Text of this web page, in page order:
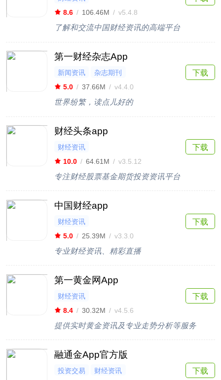
8.6 / 106.46M / v5.4.8
了解和交流中国财经资讯的高端平台
第一财经杂志App
新闻资讯
杂志期刊
5.0 / 37.66M / v4.4.0
世界纷繁，读点儿好的
下载
财经头条app
财经资讯
10.0 / 64.61M / v3.5.12
专注财经股票基金期货投资资讯平台
下载
中国财经app
财经资讯
5.0 / 25.39M / v3.3.0
专业财经资讯、精彩直播
下载
第一黄金网App
财经资讯
8.4 / 30.32M / v4.5.6
提供实时黄金资讯及专业走势分析等服务
下载
融通金App官方版
投资交易
财经资讯
下载